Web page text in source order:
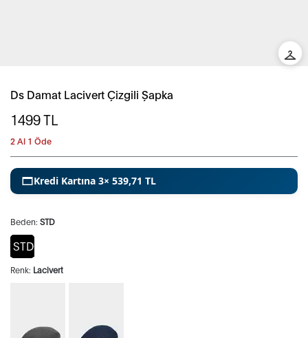
Ds Damat Lacivert Çizgili Şapka
1499TL
2 Al 1 Öde
Kredi Kartına 3× 539,71 TL
Beden: STD
STD
Renk: Lacivert